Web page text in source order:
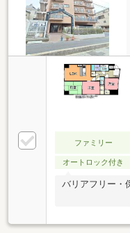
ファミリー
オートロック付き
バリアフリー・